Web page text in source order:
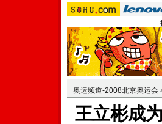
奥运频道-2008北京奥运会
王立彬成